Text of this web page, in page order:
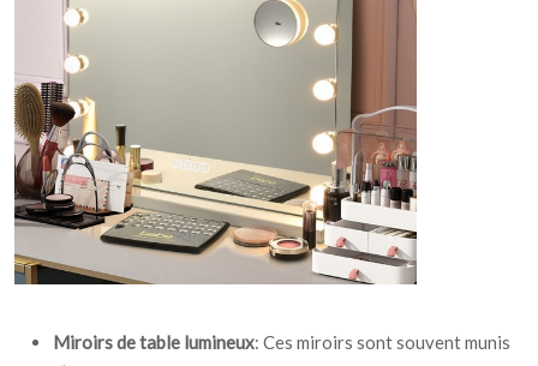
Miroirs de table lumineux: Ces miroirs sont souvent munis